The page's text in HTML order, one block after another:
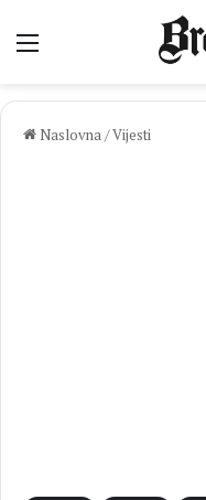
Izbornik
Naslovna/Vijesti